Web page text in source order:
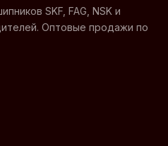
SKF, FAG, NSK и
Оптовые продажи по